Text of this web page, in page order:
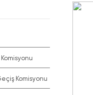
Komisyonu